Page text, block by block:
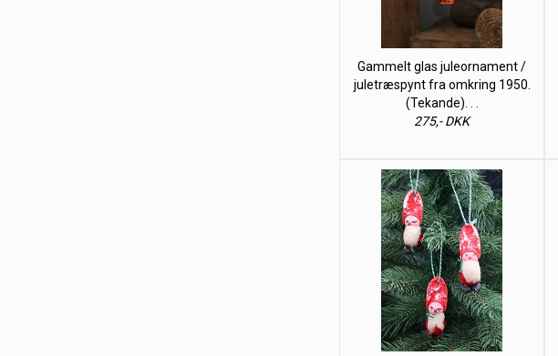
Gammelt glas juleornament /
juletræspynt fra omkring 1950.
(Tekande). . .
275,- DKK